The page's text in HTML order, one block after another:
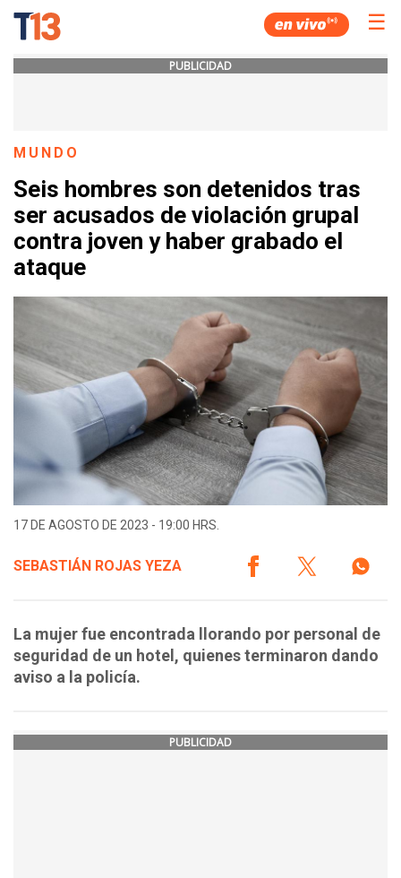
☰
PUBLICIDAD
MUNDO
Seis hombres son detenidos tras
ser acusados de violación grupal
contra joven y haber grabado el
ataque
17 DE AGOSTO DE 2023 - 19:00 HRS.
SEBASTIÁN ROJAS YEZA
La mujer fue encontrada llorando por personal de
seguridad de un hotel, quienes terminaron dando
aviso a la policía.
PUBLICIDAD